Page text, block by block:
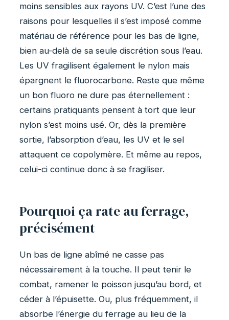
moins sensibles aux rayons UV. C’est l’une des
raisons pour lesquelles il s’est imposé comme
matériau de référence pour les bas de ligne,
bien au-delà de sa seule discrétion sous l’eau.
Les UV fragilisent également le nylon mais
épargnent le fluorocarbone. Reste que même
un bon fluoro ne dure pas éternellement :
certains pratiquants pensent à tort que leur
nylon s’est moins usé. Or, dès la première
sortie, l’absorption d’eau, les UV et le sel
attaquent ce copolymère. Et même au repos,
celui-ci continue donc à se fragiliser.
Pourquoi ça rate au ferrage,
précisément
Un bas de ligne abîmé ne casse pas
nécessairement à la touche. Il peut tenir le
combat, ramener le poisson jusqu’au bord, et
céder à l’épuisette. Ou, plus fréquemment, il
absorbe l’énergie du ferrage au lieu de la